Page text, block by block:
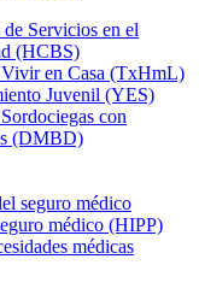
Servicios en el
(HCBS)
Vivir en Casa (TxHmL)
Juvenil (YES)
con
(DMBD)
seguro médico
médico (HIPP)
médicas